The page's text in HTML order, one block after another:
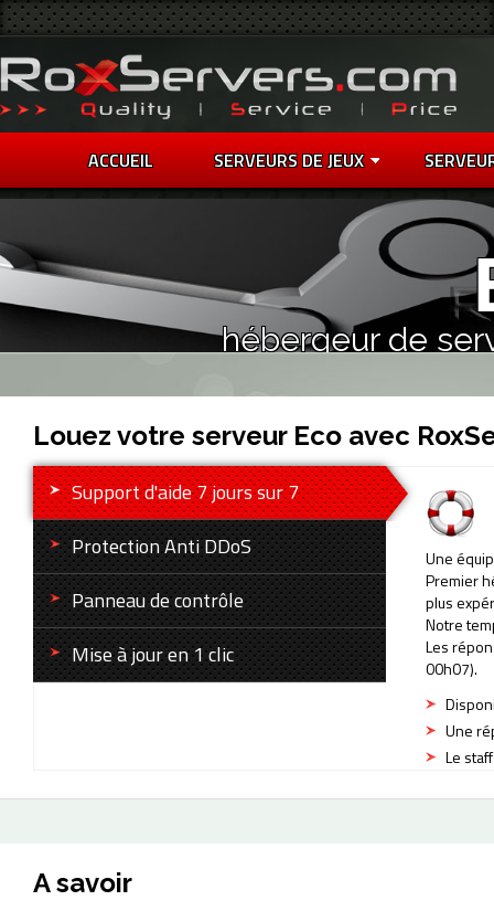
ACCUEIL SERVEURS DE JEUX
hébergeur de
Louez votre serveur Eco avec
Support d'aide 7 jours sur 7
Protection Anti DDoS
Panneau de contrôle
Mise à jour en 1 clic
Une
Premier
plus
Notre
Les
00h07).
Une
Le
A savoir